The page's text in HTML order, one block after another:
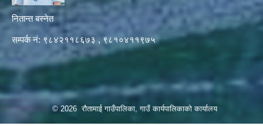
नितान्त बस्नेत
सम्पर्क नं: ९८४२११८६७३ , ९८१०४११९७५
© 2026 रौतामाई गाउँपालिका, गाउँ कार्यपालिकाको कार्यालय